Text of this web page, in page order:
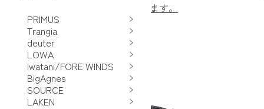
PRIMUS
Trangia
deuter
LOWA
Iwatani/FORE WINDS
BigAgnes
SOURCE
LAKEN
8/17以降、ご注文を順次発送いたします。
> deuter